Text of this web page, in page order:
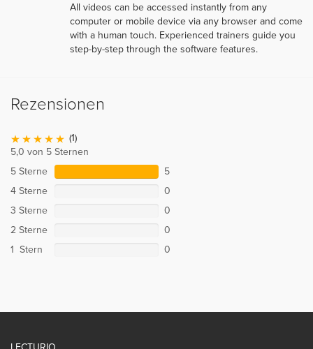
All videos can be accessed instantly from any
computer or mobile device via any browser and come
with a human touch. Experienced trainers guide you
step-by-step through the software features.
Rezensionen
(1)
5,0 von 5 Sternen
5 Sterne
5
4 Sterne
0
3 Sterne
0
2 Sterne
0
1 Stern
0